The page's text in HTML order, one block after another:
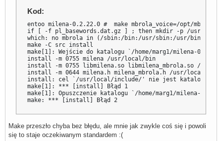
morfologik.c:57: warning: unused variable ‘d’
morfologik.c:92: warning: passing argument 4 of
/usr/include/stdlib.h:756: note: expected
gcc -o dykcjonarz dykcjonarz.o morfologik.o -L../src -
gcc -c -Wall -I ../src -o milenizer.o milenizer.c
milenizer.c:150: warning: return type defaults to ‘int’
milenizer.c: In function ‘main’:
milenizer.c:241: warning: control reaches end of non-
gcc -c -Wall -I ../src -o readfile.o readfile.c  -
gcc -c -Wall -I ../src -o unformat.o unformat.c
gcc -c -Wall -I ../src -o unrtf.o unrtf.c
unrtf.c: In function ‘free_fontdefs’:
unrtf.c:66: warning: suggest parentheses around
gcc -c -Wall -I ../src -o splitter.o splitter.c
gcc -c -Wall -I ../src -o pdfxml.o pdfxml.c
gcc -o milenizer milenizer.o readfile.o unformat.o
Kod:
entoo milena-0.2.22.0 #  make mbrola_voice=/opt/
if [ -f pl_basewords.dat.gz ] ; then mkdir -p /usr/local/
which: no mbrola in (/sbin:/bin:/usr/sbin:/usr/bin)
make -C src install
make[1]: Wejście do katalogu `/home/marg1/milena-
install -m 0755 milena /usr/local/bin
install -m 0755 libmilena.so libmilena_mbrola.so /usr/
install -m 0644 milena.h milena_mbrola.h /usr/local/
install: cel `/usr/local/include/' nie jest katalogiem:
make[1]: *** [install] Błąd 1
make[1]: Opuszczenie katalogu `/home/marg1/milena-
make: *** [install] Błąd 2
Make przeszło chyba bez błędu, ale mnie jak zwykle coś się i powoli
się to staje oczekiwanym standardem :(